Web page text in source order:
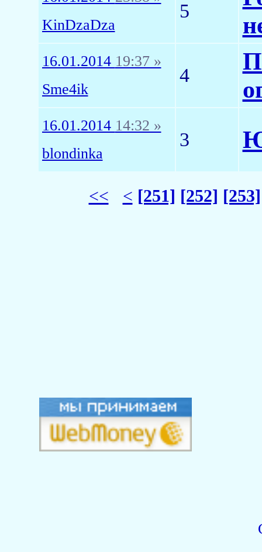
KinDzaDza
5
16.01.2014 19:37 »
Sme4ik
4
16.01.2014 14:32 »
blondinka
3
<< < [251] [252] [253]